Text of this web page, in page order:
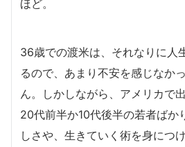
ほど。
36歳での渡米は、それなりに人
るので、あまり不安を感じなか
ん。しかしながら、アメリカで
20代前半か10代後半の若者ばか
しさや、生きていく術を身につ